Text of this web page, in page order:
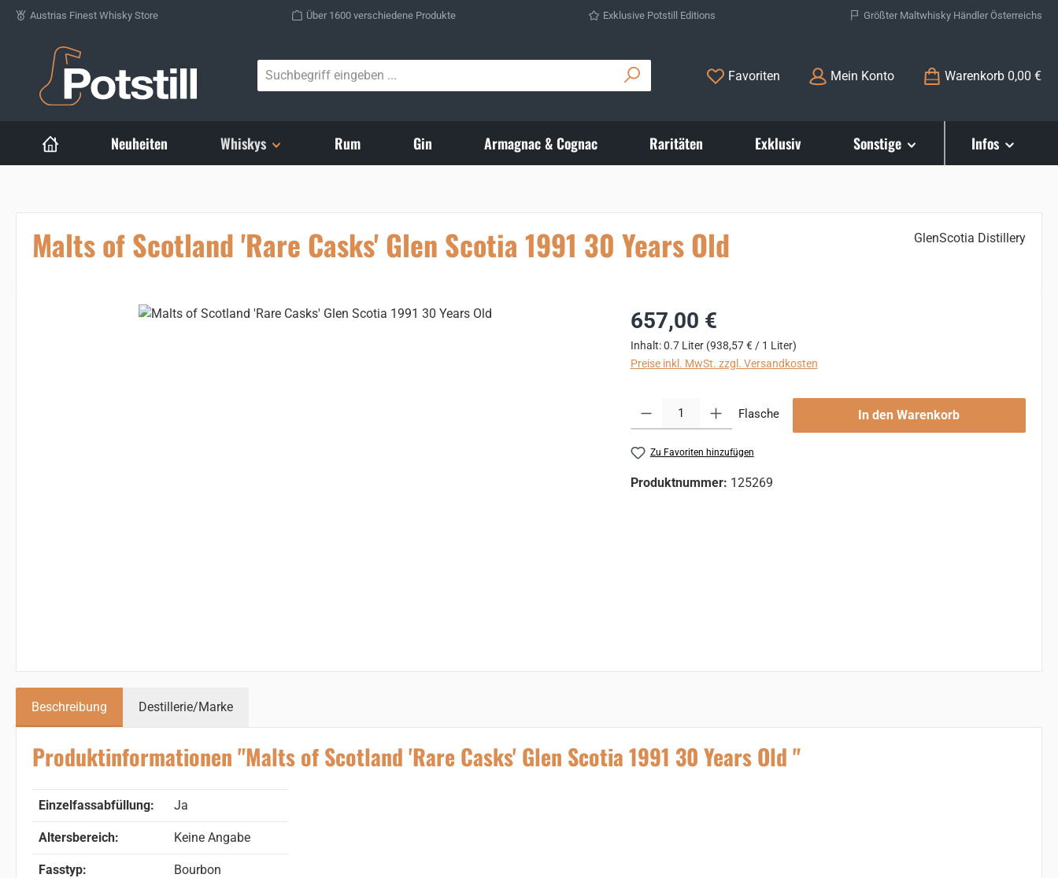
Zum Hauptinhalt springen
Austrias Finest Whisky Store Über 1600 verschiedene Produkte Exklusive Potstill Editions Größter Maltwhisky Händler Österreichs
Favoriten Du hast 0 Produkte auf dem Merkzettel
Mein Konto Warenkorb 0,00 €
Neuheiten Whiskys Rum Gin Armagnac & Cognac Raritäten Exklusiv Sonstige Infos
Malts of Scotland 'Rare Casks' Glen Scotia 1991 30 Years Old GlenScotia Distillery
Bildergalerie überspringen Regulärer Preis:
657,00 €
Inhalt:0.7 Liter (938,57 € / 1 Liter)
Preise inkl. MwSt. zzgl. Versandkosten
Produkt Anzahl: Gib den gewünschten Wert ein oder benutze die Schaltflächen um die
Flasche In den Warenkorb
Zu Favoriten hinzufügen
Produktnummer: 125269
Beschreibung Destillerie/Marke
Produktinformationen "Malts of Scotland 'Rare Casks' Glen Scotia 1991 30 Years Old "
Einzelfassabfüllung: Ja
Altersbereich: Keine Angabe
Fasstyp: Bourbon